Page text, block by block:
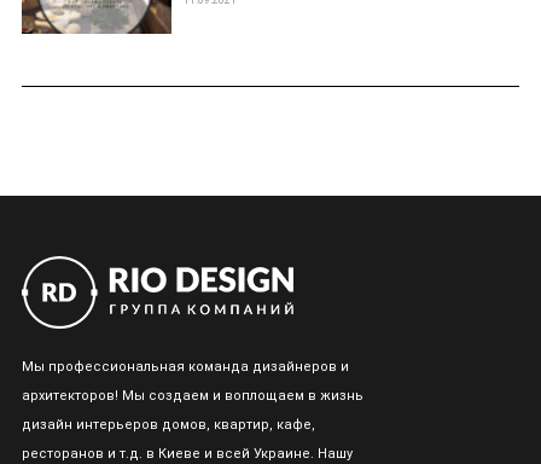
Мы профессиональная команда дизайнеров и
архитекторов! Мы создаем и воплощаем в жизнь
дизайн интерьеров домов, квартир, кафе,
ресторанов и т.д. в Киеве и всей Украине. Нашу